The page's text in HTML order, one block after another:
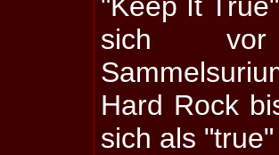
sich
Hard Rock
sich als